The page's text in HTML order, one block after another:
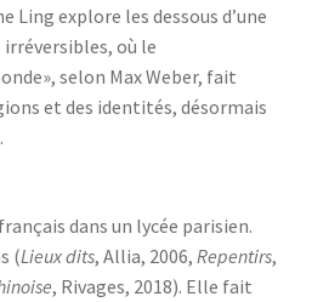
Ling explore les dessous d’une
où le
selon Max Weber, fait
et des identités, désormais
dans un lycée parisien.
(Lieux dits, Allia, 2006, Repentirs,
, Rivages, 2018). Elle fait